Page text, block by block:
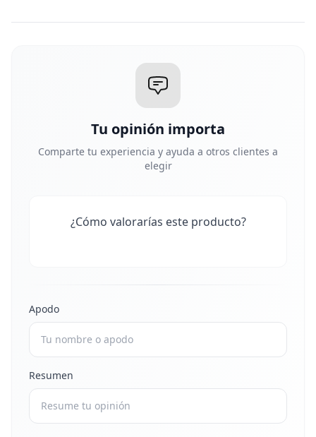
Tu opinión importa
Comparte tu experiencia y ayuda a otros clientes a
elegir
¿Cómo valorarías este producto?
Apodo
Resumen